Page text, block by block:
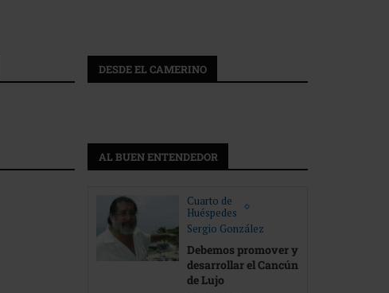
DESDE EL CAMERINO
AL BUEN ENTENDEDOR
Cuarto de
Huéspedes
Sergio González
Debemos promover y
desarrollar el Cancún
de Lujo